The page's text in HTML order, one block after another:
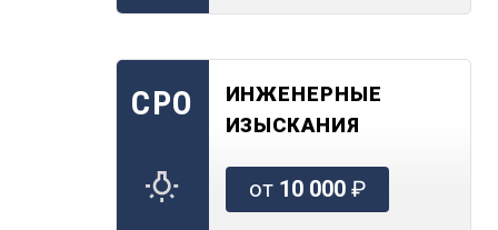
СРО
ИНЖЕНЕРНЫЕ
ИЗЫСКАНИЯ
от 10 000₽